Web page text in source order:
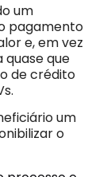
um
pagamento
e, em vez
que
de crédito
um
o